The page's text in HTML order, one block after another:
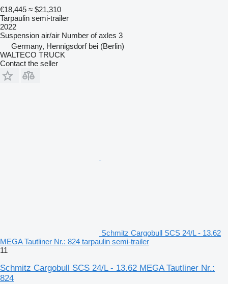
€18,445 ≈ $21,310
Tarpaulin semi-trailer
2022
Suspension air/air Number of axles 3
Germany, Hennigsdorf bei (Berlin)
WALTECO TRUCK
Contact the seller
Schmitz Cargobull SCS 24/L - 13.62
MEGA Tautliner Nr.: 824 tarpaulin semi-trailer
11
Schmitz Cargobull SCS 24/L - 13.62 MEGA Tautliner Nr.:
824